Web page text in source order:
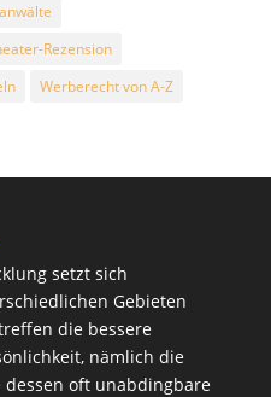
Rezension
Werberecht von A-Z
setzt sich
Gebieten
die bessere
nämlich die
oft unabdingbare